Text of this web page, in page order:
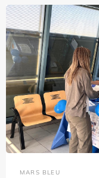
MARS BLEU